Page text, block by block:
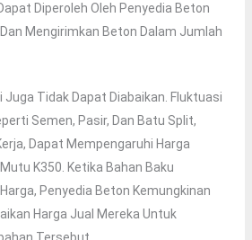
Diperoleh Oleh Penyedia Beton
Mengirimkan Beton Dalam Jumlah
Juga Tidak Dapat Diabaikan. Fluktuasi
Semen, Pasir, Dan Batu Split,
Dapat Mempengaruhi Harga
K350. Ketika Bahan Baku
Penyedia Beton Kemungkinan
Harga Jual Mereka Untuk